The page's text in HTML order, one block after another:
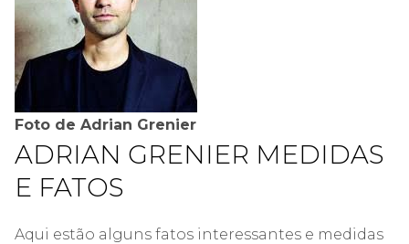
Foto de Adrian Grenier
ADRIAN GRENIER MEDIDAS
E FATOS
Aqui estão alguns fatos interessantes e medidas